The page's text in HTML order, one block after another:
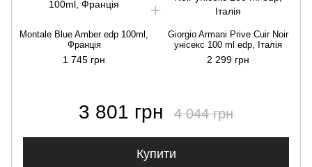
Montale Blue Amber edp 100ml,
Франція
1 745 грн
Giorgio Armani Prive Cuir Noir
унісекс 100 ml edp, Італія
2 299 грн
3 801 грн 4 044 грн
Купити